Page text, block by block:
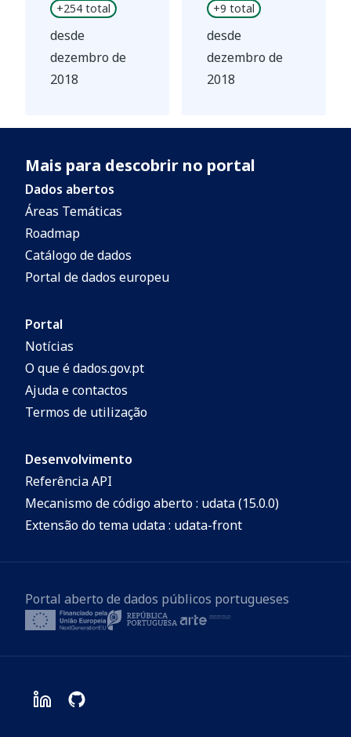
+254 total
desde
dezembro de
2018
+9 total
desde
dezembro de
2018
Mais para descobrir no portal
Dados abertos
Áreas Temáticas
Roadmap
Catálogo de dados
Portal de dados europeu
Portal
Notícias
O que é dados.gov.pt
Ajuda e contactos
Termos de utilização
Desenvolvimento
Referência API
Mecanismo de código aberto : udata (15.0.0)
Extensão do tema udata : udata-front
Portal aberto de dados públicos portugueses